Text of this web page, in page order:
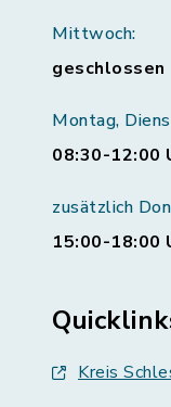
Mittwoch:
geschlossen
Montag,
08:30-12:00
zusätzlich
15:00-18:00
Kreis